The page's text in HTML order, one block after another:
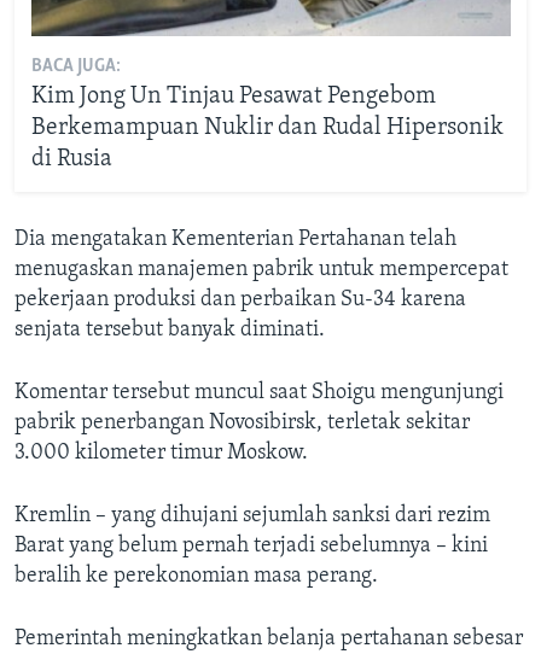
BACA JUGA:
Kim Jong Un Tinjau Pesawat Pengebom
Berkemampuan Nuklir dan Rudal Hipersonik
di Rusia
Dia mengatakan Kementerian Pertahanan telah
menugaskan manajemen pabrik untuk mempercepat
pekerjaan produksi dan perbaikan Su-34 karena
senjata tersebut banyak diminati.
Komentar tersebut muncul saat Shoigu mengunjungi
pabrik penerbangan Novosibirsk, terletak sekitar
3.000 kilometer timur Moskow.
Kremlin – yang dihujani sejumlah sanksi dari rezim
Barat yang belum pernah terjadi sebelumnya – kini
beralih ke perekonomian masa perang.
Pemerintah meningkatkan belanja pertahanan sebesar